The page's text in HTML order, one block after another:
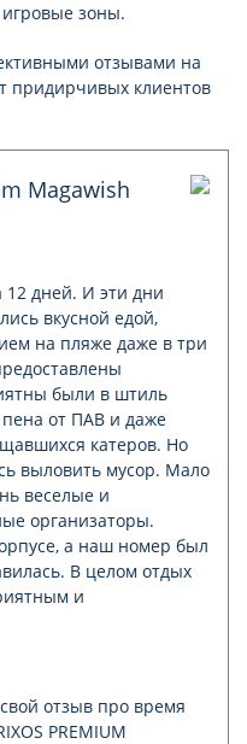
зоны.
отзывами на
придирчивых клиентов
12 дней. И эти дни
вкусной едой,
на пляже даже в три
были в штиль
пена от ПАВ и даже
катеров. Но
выловить мусор. Мало
веселые и
организаторы.
а наш номер был
В целом отдых
и
отзыв про время
PREMIUM